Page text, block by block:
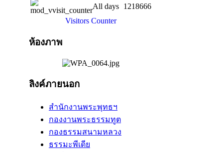
All days 1218666
Visitors Counter
ห้องภาพ
ลิงค์ภายนอก
สำนักงานพระพุทธฯ
กองงานพระธรรมทูต
กองธรรมสนามหลวง
ธรรมะพีเดีย